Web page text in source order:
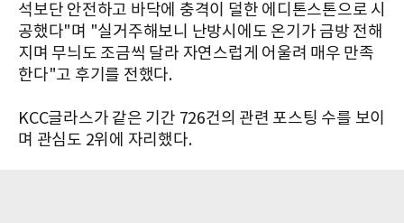
석보단 안전하고 바닥에 충격이 덜한 에디톤스톤으로 시
공했다"며 "실거주해보니 난방시에도 온기가 금방 전해
지며 무늬도 조금씩 달라 자연스럽게 어울려 매우 만족
한다"고 후기를 전했다.
KCC글라스가 같은 기간 726건의 관련 포스팅 수를 보이
며 관심도 2위에 자리했다.